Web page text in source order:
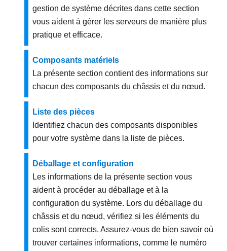
gestion de système décrites dans cette section
vous aident à gérer les serveurs de manière plus
pratique et efficace.
Composants matériels
La présente section contient des informations sur
chacun des composants du châssis et du nœud.
Liste des pièces
Identifiez chacun des composants disponibles
pour votre système dans la liste de pièces.
Déballage et configuration
Les informations de la présente section vous
aident à procéder au déballage et à la
configuration du système. Lors du déballage du
châssis et du nœud, vérifiez si les éléments du
colis sont corrects. Assurez-vous de bien savoir où
trouver certaines informations, comme le numéro